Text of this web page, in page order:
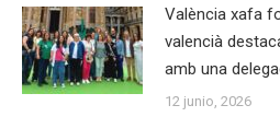
València xafa
valencià
amb una
12 junio, 2026